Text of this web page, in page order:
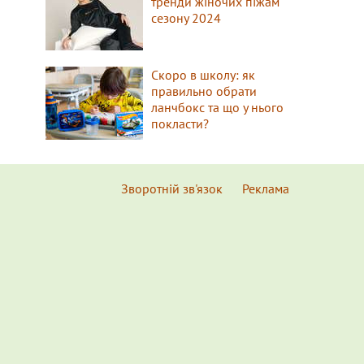
сезону 2024
Скоро в школу: як
правильно обрати
ланчбокс та що у нього
покласти?
Зворотній зв'язок Реклама